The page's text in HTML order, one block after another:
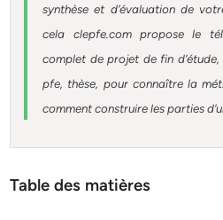
synthèse et d’évaluation de
cela clepfe.com propose le
complet de projet de fin
pfe, thèse, pour connaître la
comment construire les parties
Table des matières